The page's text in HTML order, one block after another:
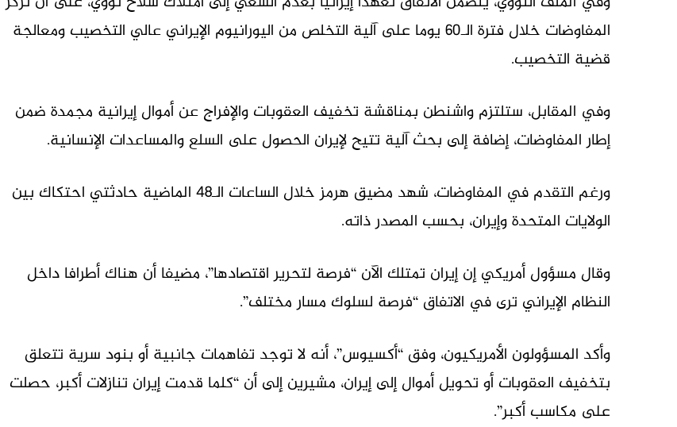
المفاوضات خلال فترة الـ60 يوما على آلية التخلص من اليورانيوم الإيراني عالي التخصيب ومعالجة
قضية التخصيب.
وفي المقابل، ستلتزم واشنطن بمناقشة تخفيف العقوبات والإفراج عن أموال إيرانية مجمدة ضمن
إطار المفاوضات، إضافة إلى بحث آلية تتيح لإيران الحصول على السلع والمساعدات الإنسانية.
ورغم التقدم في المفاوضات، شهد مضيق هرمز خلال الساعات الـ48 الماضية حادثتي احتكاك بين
الولايات المتحدة وإيران، بحسب المصدر ذاته.
وقال مسؤول أمريكي إن إيران تمتلك الآن “فرصة لتحرير اقتصادها”، مضيفا أن هناك أطرافا داخل
النظام الإيراني ترى في الاتفاق “فرصة لسلوك مسار مختلف”.
وأكد المسؤولون الأمريكيون، وفق “أكسيوس”، أنه لا توجد تفاهمات جانبية أو بنود سرية تتعلق
بتخفيف العقوبات أو تحويل أموال إلى إيران، مشيرين إلى أن “كلما قدمت إيران تنازلات أكبر، حصلت
على مكاسب أكبر”.